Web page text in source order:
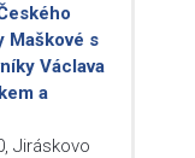
Maškové s
Václava
a
Jiráskovo